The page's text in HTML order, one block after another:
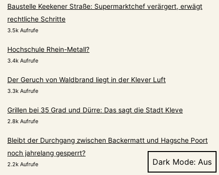
Baustelle Keekener Straße: Supermarktchef verärgert, erwägt
rechtliche Schritte
3.5k Aufrufe
Hochschule Rhein-Metall?
3.4k Aufrufe
Der Geruch von Waldbrand liegt in der Klever Luft
3.3k Aufrufe
Grillen bei 35 Grad und Dürre: Das sagt die Stadt Kleve
2.8k Aufrufe
Bleibt der Durchgang zwischen Backermatt und Hagsche Poort
noch jahrelang gesperrt?
2.2k Aufrufe Dark Mode: